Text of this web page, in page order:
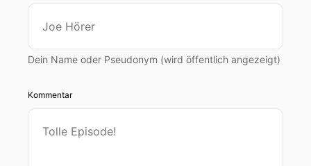
Dein Name oder Pseudonym (wird öffentlich angezeigt)
Kommentar